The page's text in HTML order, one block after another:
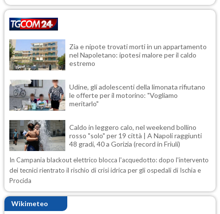
Zia e nipote trovati morti in un appartamento
nel Napoletano: ipotesi malore per il caldo
estremo
Udine, gli adolescenti della limonata rifiutano
le offerte per il motorino: "Vogliamo
meritarlo"
Caldo in leggero calo, nel weekend bollino
rosso "solo" per 19 città | A Napoli raggiunti
48 gradi, 40 a Gorizia (record in Friuli)
In Campania blackout elettrico blocca l'acquedotto: dopo l'intervento
dei tecnici rientrato il rischio di crisi idrica per gli ospedali di Ischia e
Procida
Wikimeteo